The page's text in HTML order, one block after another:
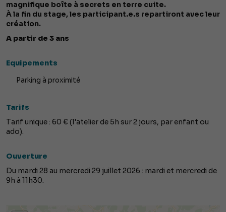
magnifique boîte à secrets en terre cuite.
À la fin du stage, les participant.e.s repartiront avec leur
création.
A partir de 3 ans
Equipements
Parking à proximité
Tarifs
Tarif unique : 60 € (l'atelier de 5h sur 2 jours, par enfant ou
ado).
Ouverture
Du mardi 28 au mercredi 29 juillet 2026 : mardi et mercredi de
9h à 11h30.